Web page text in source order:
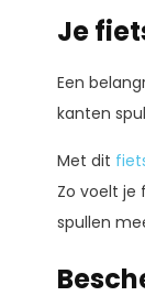
Je
Een
kanten
Met dit
Zo voelt je
spullen